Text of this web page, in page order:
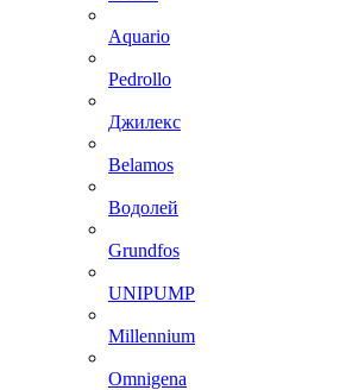
Aquario
Pedrollo
Джилекс
Belamos
Водолей
Grundfos
UNIPUMP
Millennium
Omnigena